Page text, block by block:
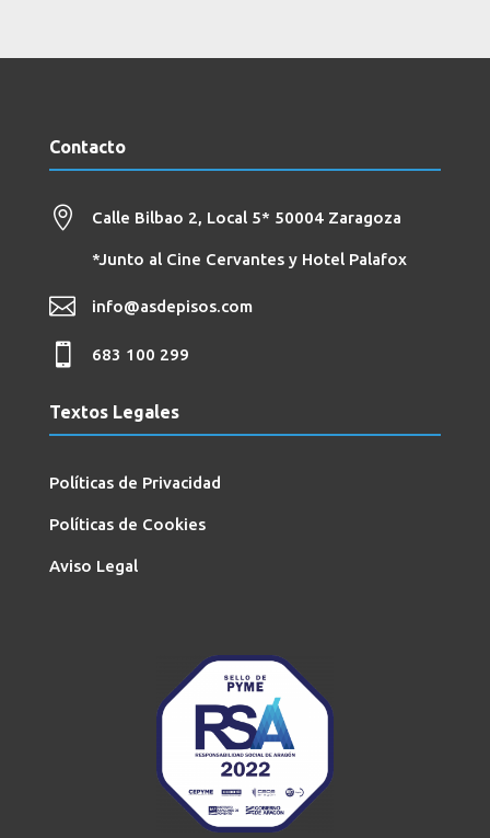
Contacto
 Calle Bilbao 2, Local 5* 50004 Zaragoza
*Junto al Cine Cervantes y Hotel Palafox
 info@asdepisos.com
 683 100 299
Textos Legales
Políticas de Privacidad
Políticas de Cookies
Aviso Legal